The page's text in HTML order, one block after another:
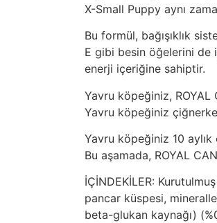
X-Small Puppy aynı
Bu formül, bağışıklık
E gibi besin öğelerini de
enerji içeriğine sahiptir.
Yavru köpeğiniz,
Yavru köpeğiniz
Yavru köpeğiniz 10
Bu aşamada, ROYAL
İÇİNDEKİLER:
pancar küspesi,
beta-glukan kaynağı)